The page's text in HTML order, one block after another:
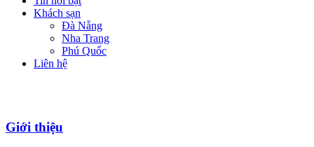
Khách sạn
Đà Nẵng
Nha Trang
Phú Quốc
Liên hệ
Giới thiệu